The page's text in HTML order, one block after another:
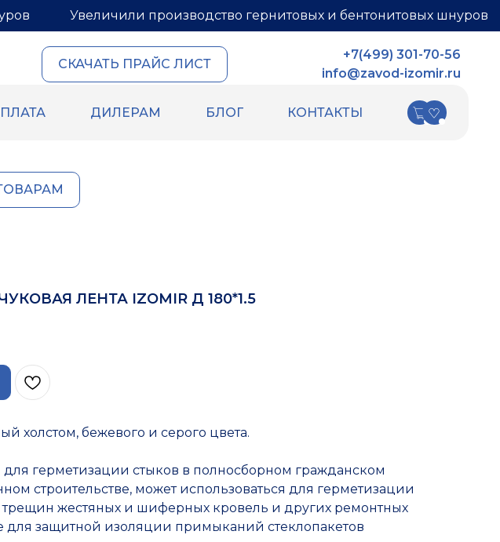
Увеличили производство гернитовых и бентонитовых шнуров
СКАЧАТЬ ПРАЙС ЛИСТ
+7(499) 301-70-56
info@zavod-izomir.ru
ДИЛЕРАМ БЛОГ КОНТАКТЫ
ЛЕНТА IZOMIR Д 180*1.5
холстом, бежевого и серого цвета.
герметизации стыков в полносборном гражданском
строительстве, может использоваться для герметизации
трещин жестяных и шиферных кровель и других ремонтных
для защитной изоляции примыканий стеклопакетов
для межпанельных швов
«тёплый шов» для
дома
Уплотнительный шнур HOT ROD XL